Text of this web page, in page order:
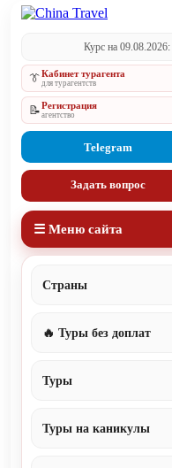
Курс на 09.08.2026:
👔Кабинет турагента
для турагентств
📝Регистрация
агентство
Telegram
Задать вопрос
☰ Меню сайта
Страны
🔥 Туры без доплат
Туры
Туры на каникулы